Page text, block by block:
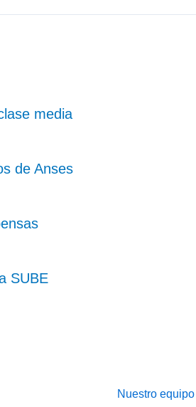
media
de Anses
SUBE
Nuestro equipo